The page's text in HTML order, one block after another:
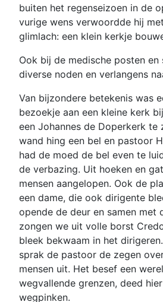
buiten het regenseizoen in de
vurige wens verwoordde hij
glimlach: een klein kerkje
Ook bij de medische posten en
diverse noden en verlangens
Van bijzondere betekenis was
bezoekje aan een kleine kerk
een Johannes de Doperkerk te
wand hing een bel en pastoor
had de moed de bel even te
de verbazing. Uit hoeken en
mensen aangelopen. Ook de
een dame, die ook dirigente
opende de deur en samen met
zongen we uit volle borst
bleek bekwaam in het
sprak de pastoor de zegen
mensen uit. Het besef een
wegvallende grenzen, deed
wegpinken.